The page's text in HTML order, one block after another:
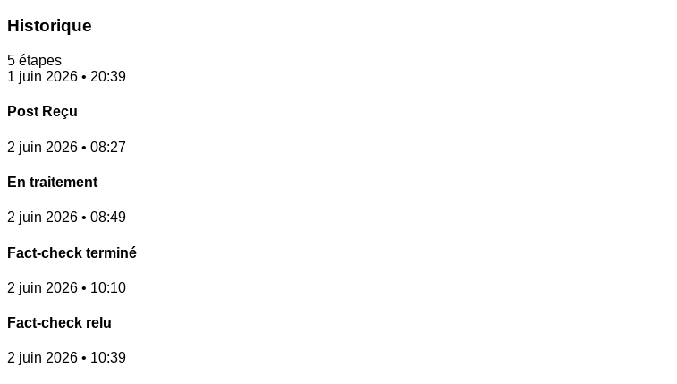
Historique
5 étapes
1 juin 2026 • 20:39
Post Reçu
2 juin 2026 • 08:27
En traitement
2 juin 2026 • 08:49
Fact-check terminé
2 juin 2026 • 10:10
Fact-check relu
2 juin 2026 • 10:39